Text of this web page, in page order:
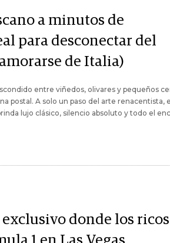
a minutos de
para desconectar del
de Italia)
entre viñedos, olivares y pequeños
postal. A solo un paso del arte renacentista,
lujo clásico, silencio absoluto y todo el
exclusivo donde los ricos